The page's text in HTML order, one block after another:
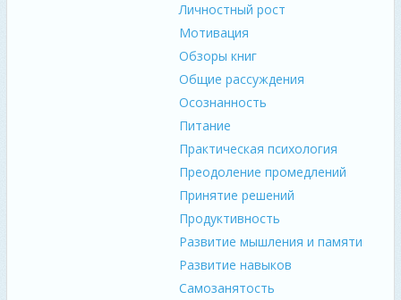
Личностный рост
Мотивация
Обзоры книг
Общие рассуждения
Осознанность
Питание
Практическая психология
Преодоление промедлений
Принятие решений
Продуктивность
Развитие мышления и памяти
Развитие навыков
Самозанятость